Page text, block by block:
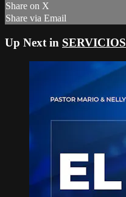
Share on X
Share via Email
Up Next in SERVICIOS